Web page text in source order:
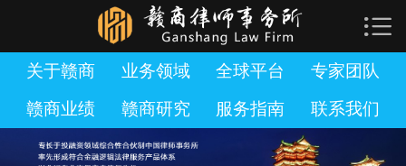
 网站首页
关于赣商
业务领域
全球平台

关于赣商 业务领域 全球平台
专家团队
赣商业绩
赣商研究 服务指南 联系我们